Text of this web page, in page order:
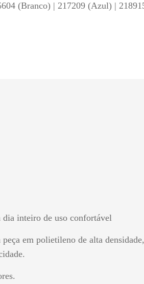
(Branco) | 217209 (Azul) |
dia inteiro de uso confortável
em polietileno de alta